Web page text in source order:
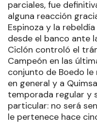
parciales, fue
alguna reacción
Espinoza y la
desde el banco ante
Ciclón controló el
Campeón en las
conjunto de Boedo le
en general y a
temporada regular y
particular: no será
le pertenece hace